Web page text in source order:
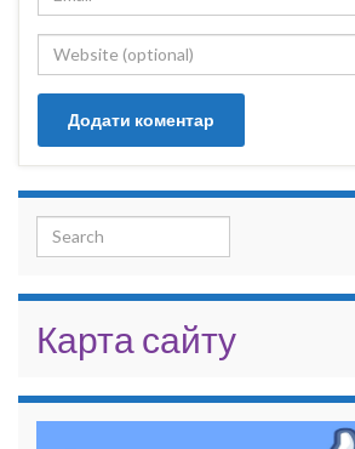
Search for:
Карта сайту